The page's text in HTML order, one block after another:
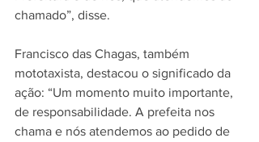
chamado”, disse.
Francisco das Chagas, também
mototaxista, destacou o significado da
ação: “Um momento muito importante,
de responsabilidade. A prefeita nos
chama e nós atendemos ao pedido de